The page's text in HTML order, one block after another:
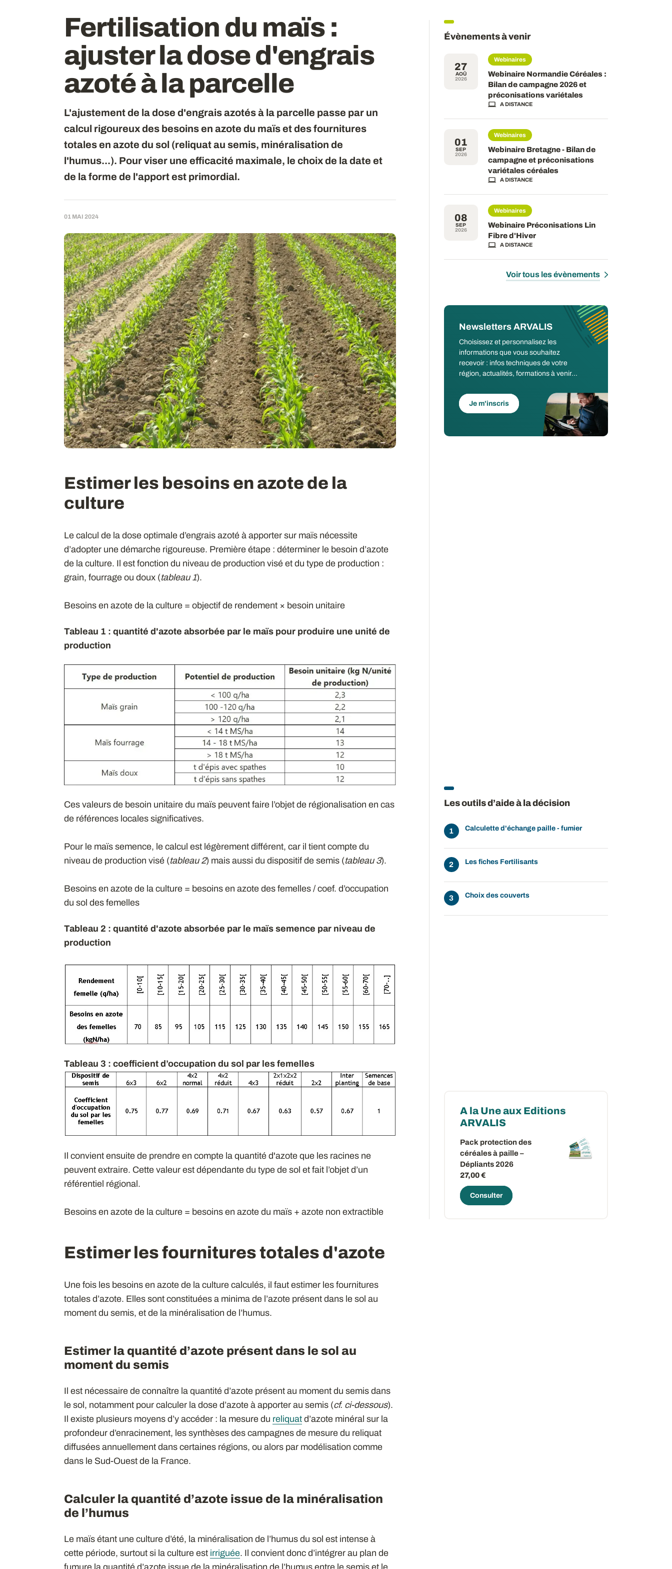
Fertilisation du maïs :
ajuster la dose d'engrais
azoté à la parcelle
L'ajustement de la dose d'engrais azotés à la parcelle passe par un
calcul rigoureux des besoins en azote du maïs et des fournitures
totales en azote du sol (reliquat au semis, minéralisation de
l'humus...). Pour viser une efficacité maximale, le choix de la date et
de la forme de l'apport est primordial.
01 MAI 2024
Estimer les besoins en azote de la
culture
Le calcul de la dose optimale d’engrais azoté à apporter sur maïs nécessite
d’adopter une démarche rigoureuse. Première étape : déterminer le besoin d’azote
de la culture. Il est fonction du niveau de production visé et du type de production :
grain, fourrage ou doux (tableau 1).
Besoins en azote de la culture = objectif de rendement × besoin unitaire
Tableau 1 : quantité d'azote absorbée par le maïs pour produire une unité de
production
Ces valeurs de besoin unitaire du maïs peuvent faire l’objet de régionalisation en cas
de références locales significatives.
Pour le maïs semence, le calcul est légèrement différent, car il tient compte du
niveau de production visé (tableau 2) mais aussi du dispositif de semis (tableau 3).
Besoins en azote de la culture = besoins en azote des femelles / coef. d’occupation
du sol des femelles
Tableau 2 : quantité d'azote absorbée par le maïs semence par niveau de
production
Tableau 3 : coefficient d’occupation du sol par les femelles
Il convient ensuite de prendre en compte la quantité d'azote que les racines ne
peuvent extraire. Cette valeur est dépendante du type de sol et fait l’objet d’un
référentiel régional.
Besoins en azote de la culture = besoins en azote du maïs + azote non extractible
Estimer les fournitures totales d'azote
Une fois les besoins en azote de la culture calculés, il faut estimer les fournitures
totales d’azote. Elles sont constituées a minima de l’azote présent dans le sol au
moment du semis, et de la minéralisation de l’humus.
Estimer la quantité d’azote présent dans le sol au
moment du semis
Il est nécessaire de connaître la quantité d’azote présent au moment du semis dans
le sol, notamment pour calculer la dose d’azote à apporter au semis (cf. ci-dessous).
Il existe plusieurs moyens d’y accéder : la mesure du reliquatd’azote minéral sur la
profondeur d’enracinement, les synthèses des campagnes de mesure du reliquat
diffusées annuellement dans certaines régions, ou alors par modélisation comme
dans le Sud-Ouest de la France.
Calculer la quantité d’azote issue de la minéralisation
de l’humus
Le maïs étant une culture d’été, la minéralisation de l’humus du sol est intense à
cette période, surtout si la culture est irriguée. Il convient donc d’intégrer au plan de
Évènements à venir
27
AOÛ
2026
Webinaires
Webinaire Normandie Céréales :
Bilan de campagne 2026 et
préconisations variétales
A DISTANCE
01
SEP
2026
Webinaires
Webinaire Bretagne - Bilan de
campagne et préconisations
variétales céréales
A DISTANCE
08
SEP
2026
Webinaires
Webinaire Préconisations Lin
Fibre d'Hiver
A DISTANCE
Voir tous les évènements
Newsletters ARVALIS
Choisissez et personnalisez les
informations que vous souhaitez
recevoir : infos techniques de votre
région, actualités, formations à venir...
Je m'inscris
Les outils d’aide à la décision
Calculette d'échange paille - fumier
Les fiches Fertilisants
Choix des couverts
A la Une aux Editions
ARVALIS
Pack protection des
céréales à paille –
Dépliants 2026
27,00 €
Consulter